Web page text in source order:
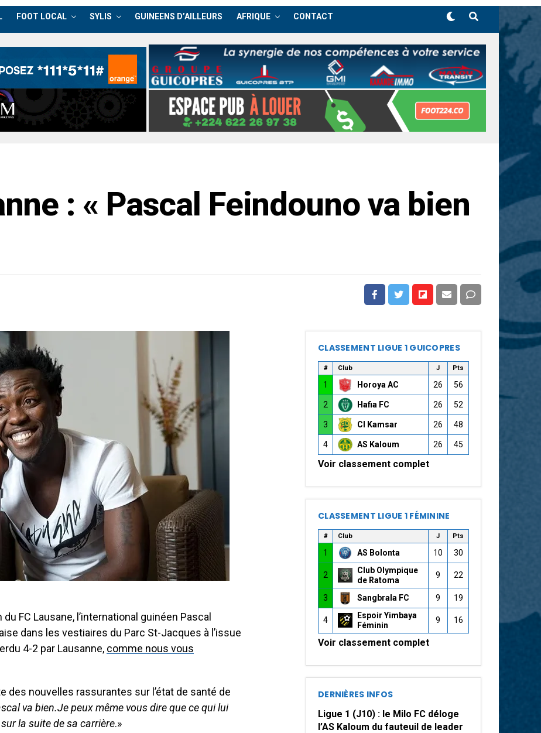
FOOT LOCAL SYLIS GUINEENS D’AILLEURS AFRIQUE CONTACT
: « Pascal Feindouno va bien
FC Lausane, l’international guinéen Pascal
dans les vestiaires du Parc St-Jacques à l’issue
4-2 par Lausanne, comme nous vous
des nouvelles rassurantes sur l’état de santé de
va bien.Je peux même vous dire que ce qui lui
la suite de sa carrière.»
CLASSEMENT LIGUE 1 GUICOPRES
# Club J Pts
1 Horoya AC 26 56
2 Hafia FC 26 52
3 CI Kamsar 26 48
4 AS Kaloum 26 45
Voir classement complet
CLASSEMENT LIGUE 1 FÉMININE
# Club J Pts
1 AS Bolonta 10 30
2
Club Olympique
de Ratoma
9 22
3 Sangbrala FC 9 19
4
Espoir Yimbaya
Féminin
9 16
Voir classement complet
DERNIÈRES INFOS
Ligue 1 (J10) : le Milo FC déloge
l’AS Kaloum du fauteuil de leader